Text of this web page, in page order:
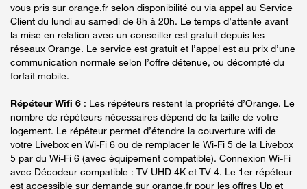
vous pris sur orange.fr selon disponibilité ou via appel au Service
Client du lundi au samedi de 8h à 20h. Le temps d’attente avant
la mise en relation avec un conseiller est gratuit depuis les
réseaux Orange. Le service est gratuit et l’appel est au prix d’une
communication normale selon l’offre détenue, ou décompté du
forfait mobile.
Répéteur Wifi 6 : Les répéteurs restent la propriété d’Orange. Le
nombre de répéteurs nécessaires dépend de la taille de votre
logement. Le répéteur permet d’étendre la couverture wifi de
votre Livebox en Wi-Fi 6 ou de remplacer le Wi-Fi 5 de la Livebox
5 par du Wi-Fi 6 (avec équipement compatible). Connexion Wi-Fi
avec Décodeur compatible : TV UHD 4K et TV 4. Le 1er répéteur
est accessible sur demande sur orange.fr pour les offres Up et